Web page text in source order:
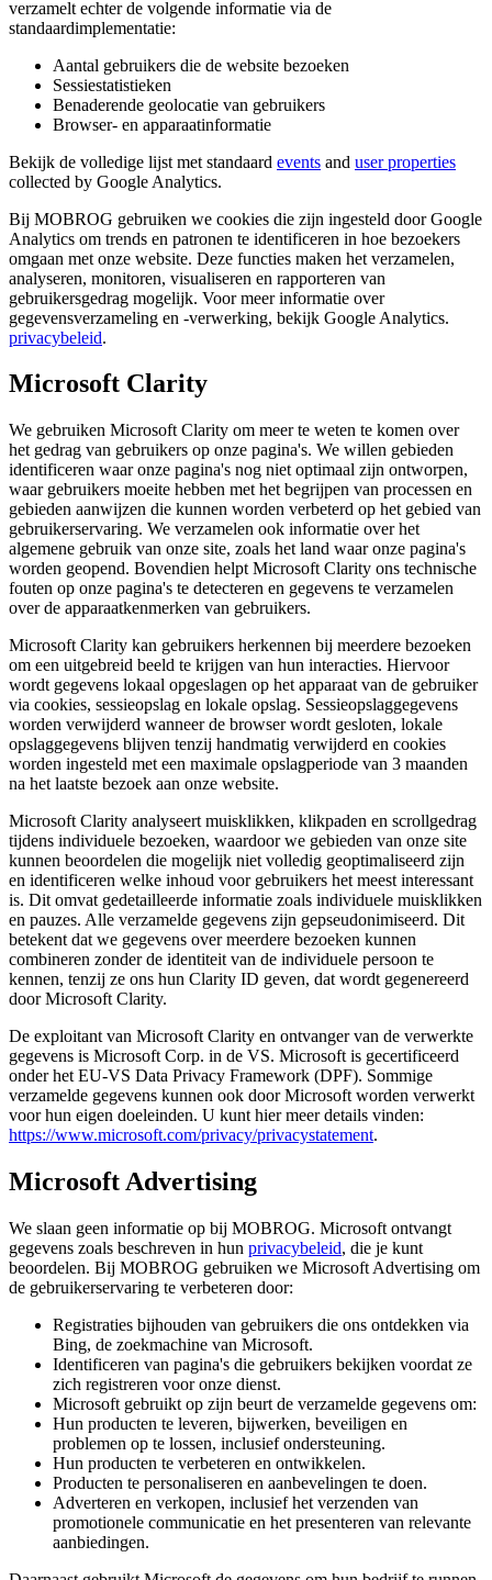
verzamelt echter de volgende informatie via de
standaardimplementatie:
Aantal gebruikers die de website bezoeken
Sessiestatistieken
Benaderende geolocatie van gebruikers
Browser- en apparaatinformatie
Bekijk de volledige lijst met standaard events and user properties
collected by Google Analytics.
Bij MOBROG gebruiken we cookies die zijn ingesteld door Google
Analytics om trends en patronen te identificeren in hoe bezoekers
omgaan met onze website. Deze functies maken het verzamelen,
analyseren, monitoren, visualiseren en rapporteren van
gebruikersgedrag mogelijk. Voor meer informatie over
gegevensverzameling en -verwerking, bekijk Google Analytics.
privacybeleid.
Microsoft Clarity
We gebruiken Microsoft Clarity om meer te weten te komen over
het gedrag van gebruikers op onze pagina's. We willen gebieden
identificeren waar onze pagina's nog niet optimaal zijn ontworpen,
waar gebruikers moeite hebben met het begrijpen van processen en
gebieden aanwijzen die kunnen worden verbeterd op het gebied van
gebruikerservaring. We verzamelen ook informatie over het
algemene gebruik van onze site, zoals het land waar onze pagina's
worden geopend. Bovendien helpt Microsoft Clarity ons technische
fouten op onze pagina's te detecteren en gegevens te verzamelen
over de apparaatkenmerken van gebruikers.
Microsoft Clarity kan gebruikers herkennen bij meerdere bezoeken
om een uitgebreid beeld te krijgen van hun interacties. Hiervoor
wordt gegevens lokaal opgeslagen op het apparaat van de gebruiker
via cookies, sessieopslag en lokale opslag. Sessieopslaggegevens
worden verwijderd wanneer de browser wordt gesloten, lokale
opslaggegevens blijven tenzij handmatig verwijderd en cookies
worden ingesteld met een maximale opslagperiode van 3 maanden
na het laatste bezoek aan onze website.
Microsoft Clarity analyseert muisklikken, klikpaden en scrollgedrag
tijdens individuele bezoeken, waardoor we gebieden van onze site
kunnen beoordelen die mogelijk niet volledig geoptimaliseerd zijn
en identificeren welke inhoud voor gebruikers het meest interessant
is. Dit omvat gedetailleerde informatie zoals individuele muisklikken
en pauzes. Alle verzamelde gegevens zijn gepseudonimiseerd. Dit
betekent dat we gegevens over meerdere bezoeken kunnen
combineren zonder de identiteit van de individuele persoon te
kennen, tenzij ze ons hun Clarity ID geven, dat wordt gegenereerd
door Microsoft Clarity.
De exploitant van Microsoft Clarity en ontvanger van de verwerkte
gegevens is Microsoft Corp. in de VS. Microsoft is gecertificeerd
onder het EU-VS Data Privacy Framework (DPF). Sommige
verzamelde gegevens kunnen ook door Microsoft worden verwerkt
voor hun eigen doeleinden. U kunt hier meer details vinden:
https://www.microsoft.com/privacy/privacystatement.
Microsoft Advertising
We slaan geen informatie op bij MOBROG. Microsoft ontvangt
gegevens zoals beschreven in hun privacybeleid, die je kunt
beoordelen. Bij MOBROG gebruiken we Microsoft Advertising om
de gebruikerservaring te verbeteren door:
Registraties bijhouden van gebruikers die ons ontdekken via
Bing, de zoekmachine van Microsoft.
Identificeren van pagina's die gebruikers bekijken voordat ze
zich registreren voor onze dienst.
Microsoft gebruikt op zijn beurt de verzamelde gegevens om:
Hun producten te leveren, bijwerken, beveiligen en
problemen op te lossen, inclusief ondersteuning.
Hun producten te verbeteren en ontwikkelen.
Producten te personaliseren en aanbevelingen te doen.
Adverteren en verkopen, inclusief het verzenden van
promotionele communicatie en het presenteren van relevante
aanbiedingen.